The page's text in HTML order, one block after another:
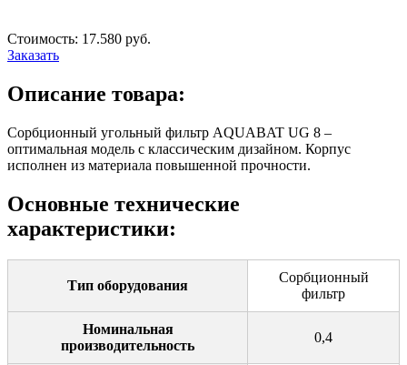
Стоимость: 17.580 руб.
Заказать
Описание товара:
Сорбционный угольный фильтр AQUABAT UG 8 –
оптимальная модель с классическим дизайном. Корпус
исполнен из материала повышенной прочности.
Основные технические
характеристики:
Тип оборудования
Сорбционный
фильтр
Номинальная
производительность
0,4